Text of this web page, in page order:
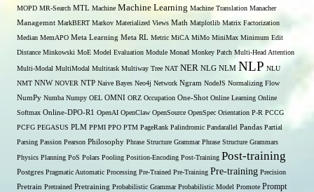
MOPD MR-Search MTL Machine Machine Learning Machine Translation Manacher
Managemnt MarkBERT Markov Materialized Views Math Matplotlib Matrix Factorization
Median MemAPO Meta Learning Meta RL Metric MiCA MiMo MiniMax Minimum Edit
Distance Minkowski MoE Model Evaluation Module Monad Monkey Patch Multi-Head Attention
Multi-Modal MultiModal Multitask Multiway Tree NAT NER NLG NLM NLP NLU
NMT NNW NOVER NTP Naive Bayes Neo4j Network Ngram NodeJS Normalizing Flow
NumPy Numba Numpy OEL OMNI ORZ Occupation One-Shot Online Learning Online
Softmax Online-DPO-R1 OpenAI OpenClaw OpenSource OpenSpec Orientation P-R PCCG
PCFG PEGASUS PLM PPMI PPO PTM PageRank Palindromic Pandarallel Pandas Partial
Parsing Passion Pearson Philosophy Phrase Structure Grammar Phrase Structure Grammars
Physics Planning PoS Polars Pooling Position-Encoding Post-Training Post-training
Postgres Pragmatic Automatic Processing Pre-Trained Pre-Training Pre-training Precision
Pretrain Pretrained Pretraining Probabilistic Grammar Probabilistic Model Promote Prompt